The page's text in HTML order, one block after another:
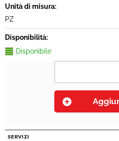
Unità di misura:
PZ
Disponibilità:
Disponibile
SERVIZI